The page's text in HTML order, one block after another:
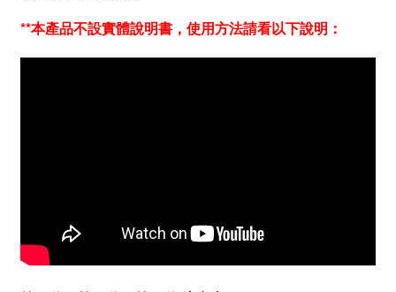
**本產品不設實體說明書，使用方法請看以下說明：